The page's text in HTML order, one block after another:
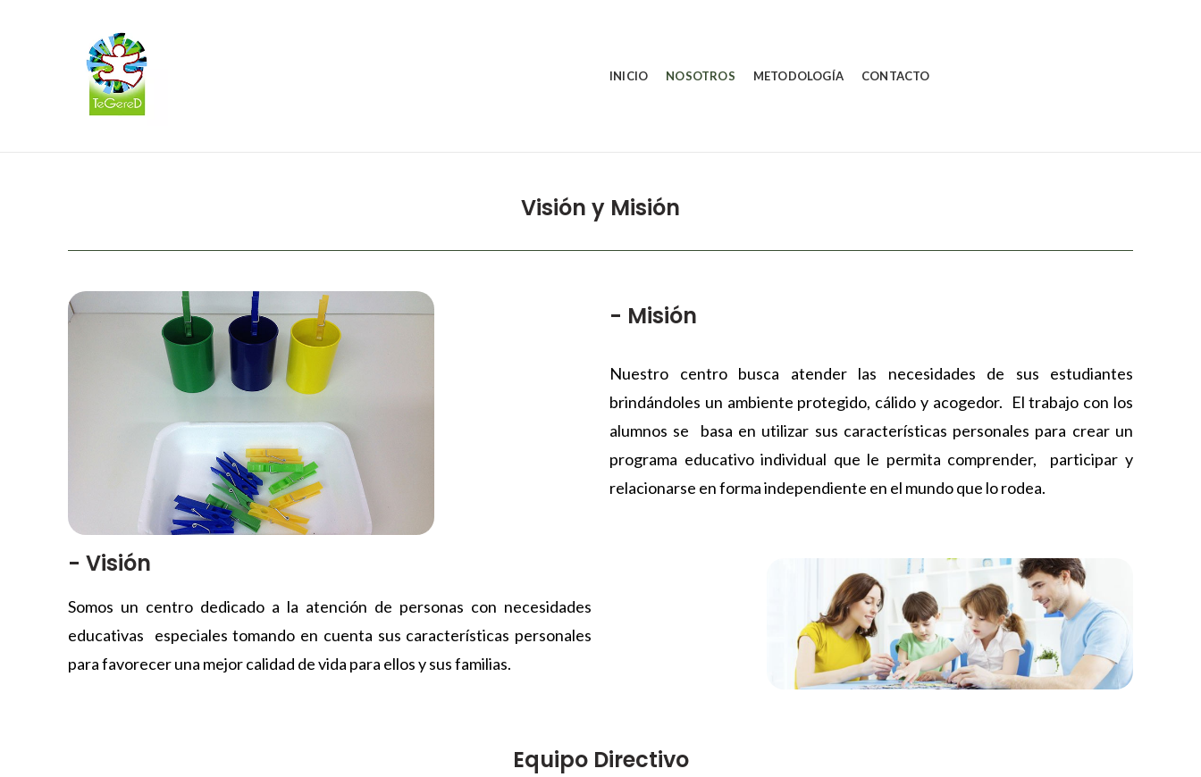
INICIO NOSOTROS METODOLOGÍA CONTACTO
Visión y Misión
- Misión
Nuestro centro busca atender las necesidades de sus estudiantes
brindándoles un ambiente protegido, cálido y acogedor. El trabajo con los
alumnos se basa en utilizar sus características personales para crear un
programa educativo individual que le permita comprender, participar y
relacionarse en forma independiente en el mundo que lo rodea.
- Visión
Somos un centro dedicado a la atención de personas con necesidades
educativas especiales tomando en cuenta sus características personales
para favorecer una mejor calidad de vida para ellos y sus familias.
Equipo Directivo